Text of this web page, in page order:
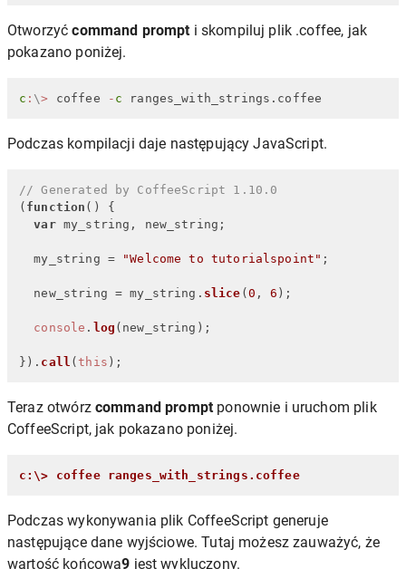
Otworzyćcommand prompt i skompiluj plik .coffee, jak
pokazano poniżej.
c : \> coffee - c ranges_with_strings.coffee
Podczas kompilacji daje następujący JavaScript.
// Generated by CoffeeScript 1.10.0
( function ( ) {
var my_string, new_string;
  my_string =
"Welcome to tutorialspoint" ;
  new_string = my_string.
slice ( 0 , 6 );
console . log (new_string);
}). call (this );
Teraz otwórz command prompt ponownie i uruchom plik
CoffeeScript, jak pokazano poniżej.
c:\> coffee ranges_with_strings.coffee
Podczas wykonywania plik CoffeeScript generuje
następujące dane wyjściowe. Tutaj możesz zauważyć, że
wartość końcowa9 jest wykluczony.